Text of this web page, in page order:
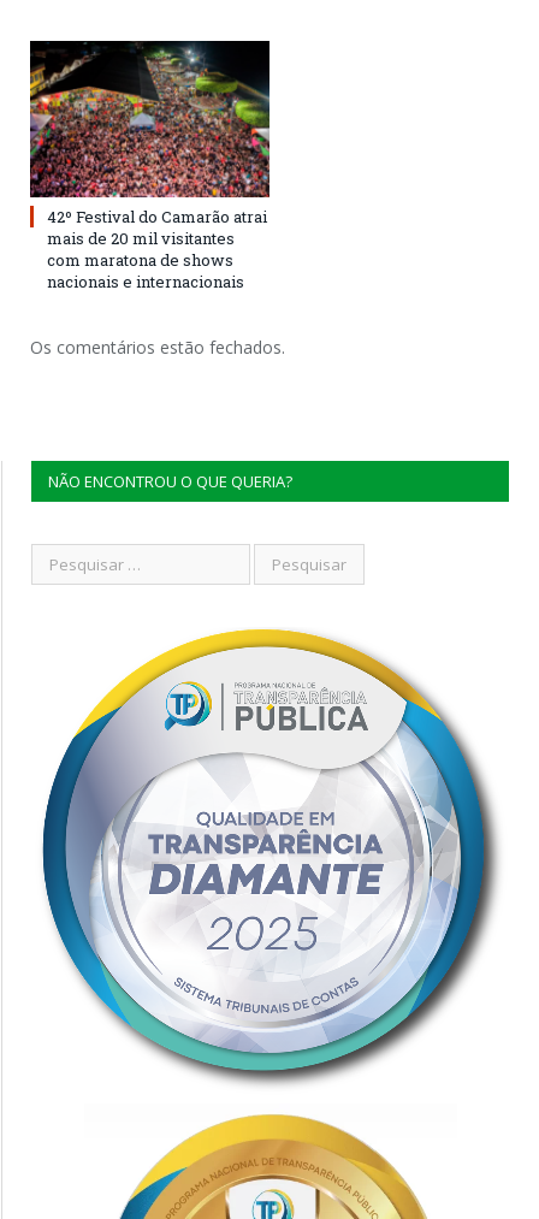
42º Festival do Camarão atrai
mais de 20 mil visitantes
com maratona de shows
nacionais e internacionais
Os comentários estão fechados.
NÃO ENCONTROU O QUE QUERIA?